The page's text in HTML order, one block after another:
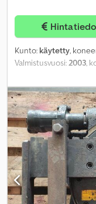
Kunto: käytetty,
Valmistusvuosi:2003,
työskentelyalue:900